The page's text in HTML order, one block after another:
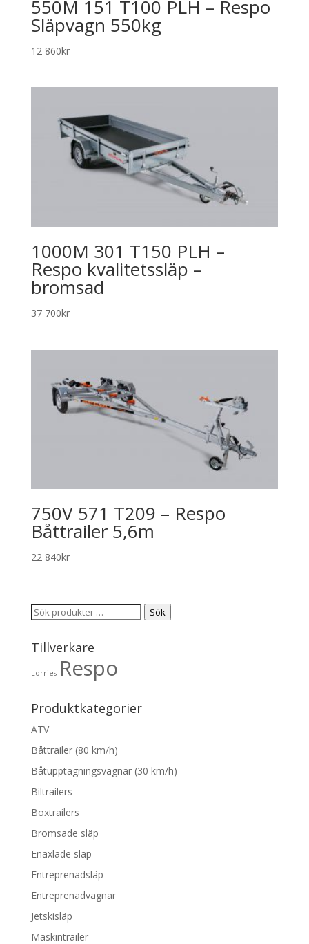
550M 151 T100 PLH – Respo
Släpvagn 550kg
12 860kr
1000M 301 T150 PLH –
Respo kvalitetssläp –
bromsad
37 700kr
750V 571 T209 – Respo
Båttrailer 5,6m
22 840kr
Sök
Sök
Tillverkare
Lorries Respo
Produktkategorier
ATV
Båttrailer (80 km/h)
Båtupptagningsvagnar (30 km/h)
Biltrailers
Boxtrailers
Bromsade släp
Enaxlade släp
Entreprenadsläp
Entreprenadvagnar
Jetskisläp
Maskintrailer